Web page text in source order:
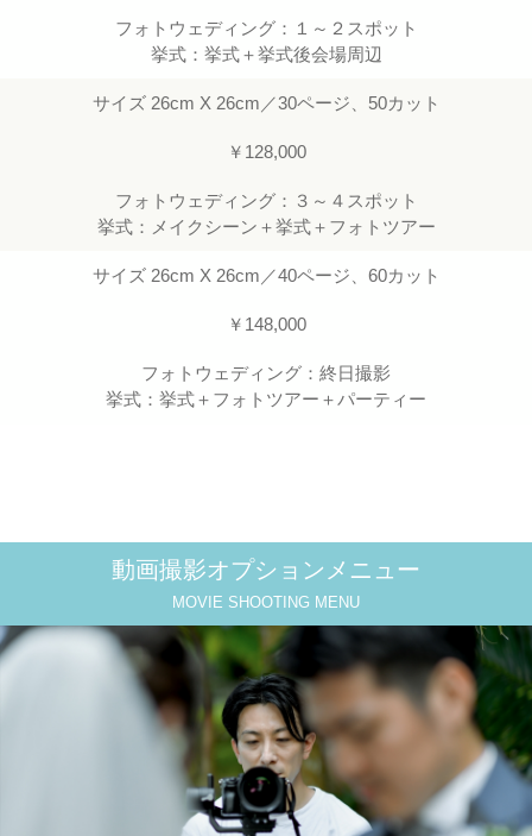
フォトウェディング：１～２スポット
挙式：挙式＋挙式後会場周辺
サイズ 26cm X 26cm／30ページ、50カット
￥128,000
フォトウェディング：３～４スポット
挙式：メイクシーン＋挙式＋フォトツアー
サイズ 26cm X 26cm／40ページ、60カット
￥148,000
フォトウェディング：終日撮影
挙式：挙式＋フォトツアー＋パーティー
動画撮影オプションメニュー
MOVIE SHOOTING MENU